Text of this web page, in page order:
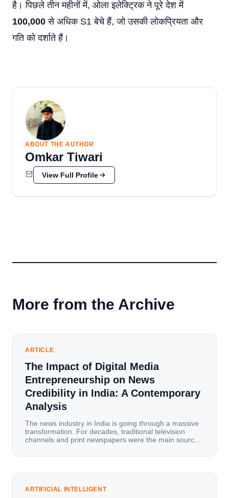
है। पिछले तीन महीनों में, ओला इलेक्ट्रिक ने पूरे देश में
100,000 से अधिक S1 बेचे हैं, जो उसकी लोकप्रियता और
गति को दर्शाते हैं।
ABOUT THE AUTHOR
Omkar Tiwari
View Full Profile
More from the Archive
ARTICLE
The Impact of Digital Media
Entrepreneurship on News
Credibility in India: A Contemporary
Analysis
The news industry in India is going through a massive
transformation. For decades, traditional television
channels and print newspapers were the main sources
mobile data, affordable smartphones, and high-speed
has become a mobile-first market where consumers
ARTIFICIAL INTELLIGENT